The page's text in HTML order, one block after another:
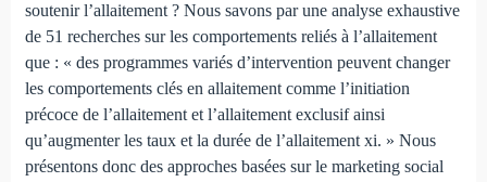
soutenir l’allaitement ? Nous savons par une analyse exhaustive
de 51 recherches sur les comportements reliés à l’allaitement
que : « des programmes variés d’intervention peuvent changer
les comportements clés en allaitement comme l’initiation
précoce de l’allaitement et l’allaitement exclusif ainsi
qu’augmenter les taux et la durée de l’allaitement xi. » Nous
présentons donc des approches basées sur le marketing social